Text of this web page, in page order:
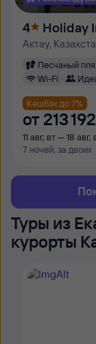
4 Holiday
Актау,
Песчаный
Wi-Fi
Кешбэк до 7%
от 213
11 авг, вт — 18 авг,
7 ночей, за двоих
Туры из
курорты